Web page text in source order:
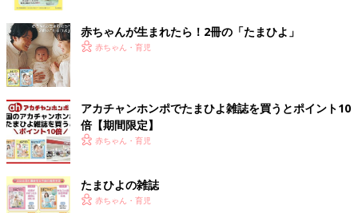
出典：Instagramアカウント「utamaru0306」
utamaru0306さんはZARAで買ったムートンコートでコーディネ
ート♪ 裏地の素材がふわふわサラサラとした触り心地で、とても
暖かいんだとか！インナーと靴下はバースデイで買ったアイテム
だそうで、アウターとの相性もピッタリですね。
オンラインでGET！くすみピンクが可愛いダウン
赤ちゃんが生まれたら！2冊の「たまひよ」
赤ちゃん・育児
アカチャンホンポでたまひよ雑誌を買うとポイント10
倍【期間限定】
赤ちゃん・育児
たまひよの雑誌
赤ちゃん・育児